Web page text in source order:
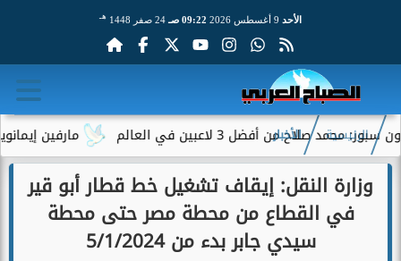
الأحد 09:22 صـ 24 صفر 1448 هـ
مارفين إيمانويل.. من أفضل 3 لاعبين في العالم
الرئيسية الأخبار
وزارة النقل: إيقاف تشغيل خط قطار أبو قير
في القطاع من محطة مصر حتى محطة
سيدي جابر بدء من 5/1/2024